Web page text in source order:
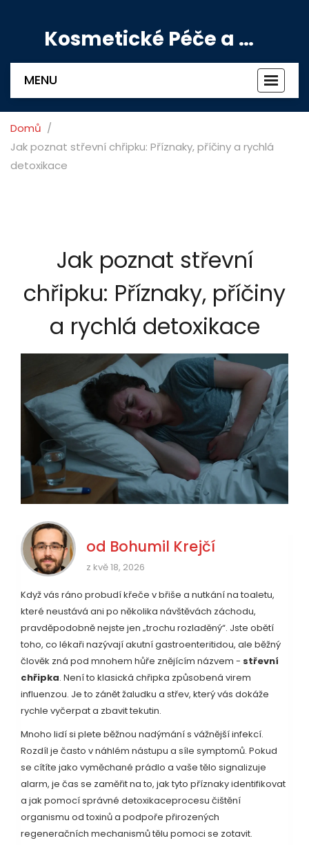
Kosmetické Péče a Výživové Doplňky
MENU
Domů
Jak poznat střevní chřipku: Příznaky, příčiny a rychlá
detoxikace
Jak poznat střevní
chřipku: Příznaky, příčiny
a rychlá detoxikace
od Bohumil Krejčí
z kvě 18, 2026
Když vás ráno probudí křeče v břiše a nutkání na toaletu,
které neustává ani po několika návštěvách záchodu,
pravděpodobně nejste jen „trochu rozladěný“. Jste obětí
toho, co lékaři nazývají akutní gastroenteritidou, ale běžný
člověk zná pod mnohem hůře znějícím názvem - střevní
chřipka. Není to klasická chřipka způsobená virem
influenzou. Je to zánět žaludku a střev, který vás dokáže
rychle vyčerpat a zbavit tekutin.
Mnoho lidí si plete běžnou nadýmání s vážnější infekcí.
Rozdíl je často v náhlém nástupu a síle symptomů. Pokud
se cítíte jako vyměchané prádlo a vaše tělo signalizuje
alarm, je čas se zaměřit na to, jak tyto příznaky identifikovat
a jak pomocí správné detoxikaceprocesu čištění
organismu od toxinů a podpoře přirozených
regeneračních mechanismůtělu pomoci se zotavit.